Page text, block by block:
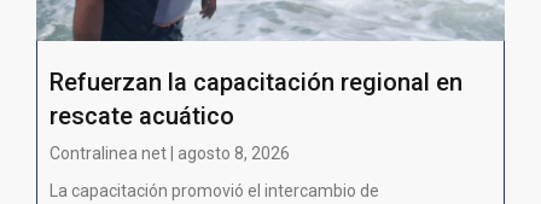
Refuerzan la capacitación regional en
rescate acuático
Contralinea net | agosto 8, 2026
La capacitación promovió el intercambio de